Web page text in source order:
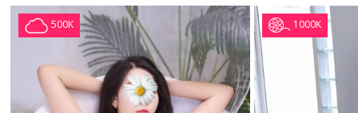
500K 1000K